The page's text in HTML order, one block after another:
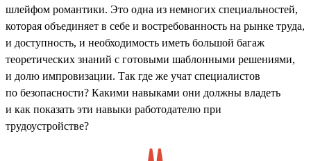
шлейфом романтики. Это одна из немногих специальностей,
которая объединяет в себе и востребованность на рынке труда,
и доступность, и необходимость иметь большой багаж
теоретических знаний с готовыми шаблонными решениями,
и долю импровизации. Так где же учат специалистов
по безопасности? Какими навыками они должны владеть
и как показать эти навыки работодателю при
трудоустройстве?